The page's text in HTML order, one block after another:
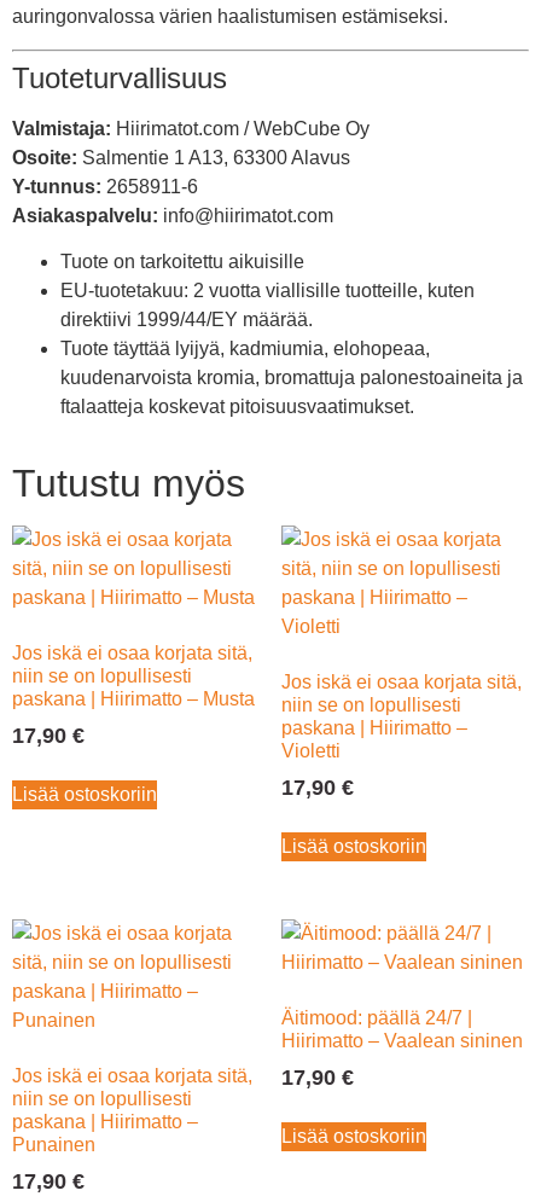
auringonvalossa värien haalistumisen estämiseksi.
Tuoteturvallisuus
Valmistaja: Hiirimatot.com / WebCube Oy
Osoite: Salmentie 1 A13, 63300 Alavus
Y-tunnus: 2658911-6
Asiakaspalvelu: info@hiirimatot.com
Tuote on tarkoitettu aikuisille
EU-tuotetakuu: 2 vuotta viallisille tuotteille, kuten
direktiivi 1999/44/EY määrää.
Tuote täyttää lyijyä, kadmiumia, elohopeaa,
kuudenarvoista kromia, bromattuja palonestoaineita ja
ftalaatteja koskevat pitoisuusvaatimukset.
Tutustu myös
Jos iskä ei osaa korjata sitä,
niin se on lopullisesti
paskana | Hiirimatto – Musta
17,90 €
Lisää ostoskoriin
Jos iskä ei osaa korjata sitä,
niin se on lopullisesti
paskana | Hiirimatto –
Violetti
17,90 €
Lisää ostoskoriin
Jos iskä ei osaa korjata sitä,
niin se on lopullisesti
paskana | Hiirimatto –
Punainen
17,90 €
Äitimood: päällä 24/7 |
Hiirimatto – Vaalean sininen
17,90 €
Lisää ostoskoriin